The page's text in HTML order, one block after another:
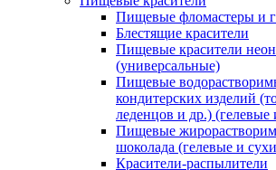
Пищевые фломастеры и
Блестящие красители
Пищевые красители
(универсальные)
Пищевые
кондитерских изделий
леденцов и др.) (гелевые
Пищевые
шоколада (гелевые и
Красители-распылители